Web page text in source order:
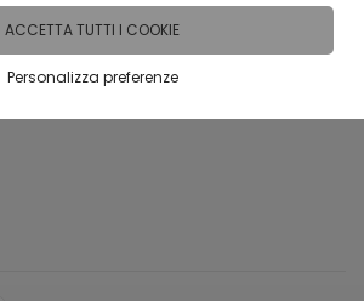
ACCETTA TUTTI I COOKIE
Personalizza preferenze